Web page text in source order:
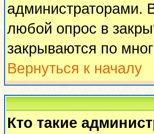
администраторами.
любой опрос в
закрываются по
Вернуться к началу
Кто такие